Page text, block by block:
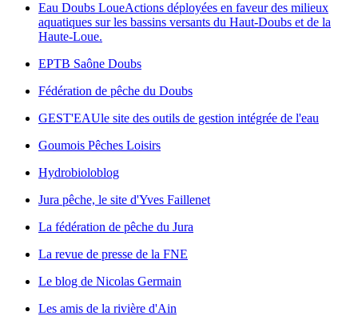
Eau Doubs LoueActions déployées en faveur des milieux
aquatiques sur les bassins versants du Haut-Doubs et de la
Haute-Loue.
EPTB Saône Doubs
Fédération de pêche du Doubs
GEST'EAUle site des outils de gestion intégrée de l'eau
Goumois Pêches Loisirs
Hydrobioloblog
Jura pêche, le site d'Yves Faillenet
La fédération de pêche du Jura
La revue de presse de la FNE
Le blog de Nicolas Germain
Les amis de la rivière d'Ain